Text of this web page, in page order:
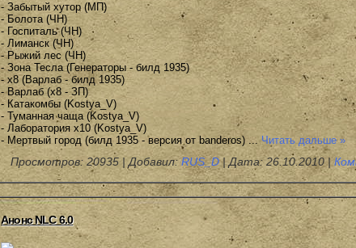
- Забытый хутор (МП)
- Болота (ЧН)
- Госпиталь (ЧН)
- Лиманск (ЧН)
- Рыжий лес (ЧН)
- Зона Тесла (Генераторы - билд 1935)
- х8 (Варлаб - билд 1935)
- Варлаб (х8 - ЗП)
- Катакомбы (Kostya_V)
- Туманная чаща (Kostya_V)
- Лаборатория х10 (Kostya_V)
- Мертвый город (билд 1935 - версия от banderos) ...Читать дальше »
Просмотров: 20935 | Добавил:RUS_D| Дата:26.10.2010|
Анонс NLC 6.0